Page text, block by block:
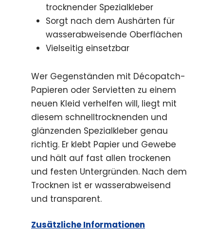
trocknender Spezialkleber
Sorgt nach dem Aushärten für
wasserabweisende Oberflächen
Vielseitig einsetzbar
Wer Gegenständen mit Décopatch-
Papieren oder Servietten zu einem
neuen Kleid verhelfen will, liegt mit
diesem schnelltrocknenden und
glänzenden Spezialkleber genau
richtig. Er klebt Papier und Gewebe
und hält auf fast allen trockenen
und festen Untergründen. Nach dem
Trocknen ist er wasserabweisend
und transparent.
Zusätzliche Informationen